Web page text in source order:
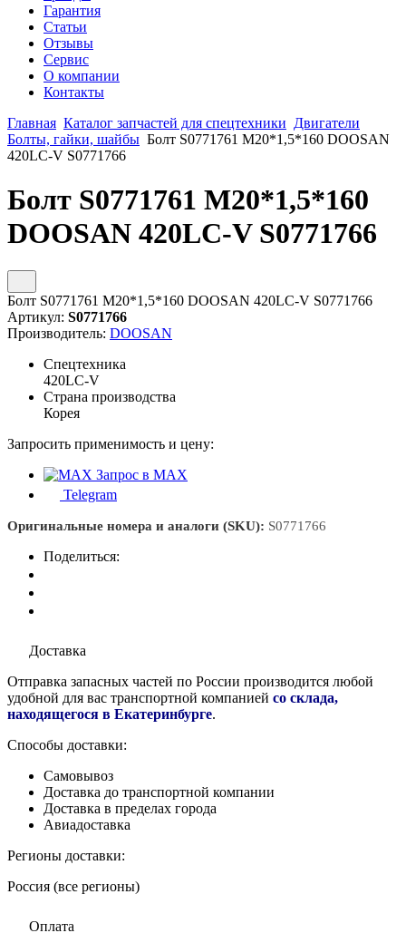
Гарантия
Статьи
Отзывы
Сервис
О компании
Контакты
Главная Каталог запчастей для спецтехники Двигатели
Болты, гайки, шайбы Болт S0771761 М20*1,5*160 DOOSAN
420LC-V S0771766
Болт S0771761 М20*1,5*160
DOOSAN 420LC-V S0771766
Болт S0771761 М20*1,5*160 DOOSAN 420LC-V S0771766
Артикул: S0771766
Производитель: DOOSAN
Спецтехника
420LC-V
Страна производства
Корея
Запросить применимость и цену:
Запрос в MAX
Telegram
Оригинальные номера и аналоги (SKU): S0771766
Поделиться:
Доставка
Отправка запасных частей по России производится любой
удобной для вас транспортной компанией со склада,
находящегося в Екатеринбурге.
Способы доставки:
Самовывоз
Доставка до транспортной компании
Доставка в пределах города
Авиадоставка
Регионы доставки:
Россия (все регионы)
Оплата